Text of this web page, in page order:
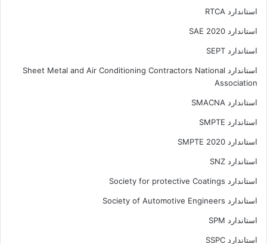
استاندارد RTCA
استاندارد SAE 2020
استاندارد SEPT
استاندارد Sheet Metal and Air Conditioning Contractors National
Association
استاندارد SMACNA
استاندارد SMPTE
استاندارد SMPTE 2020
استاندارد SNZ
استاندارد Society for protective Coatings
استاندارد Society of Automotive Engineers
استاندارد SPM
استاندارد SSPC